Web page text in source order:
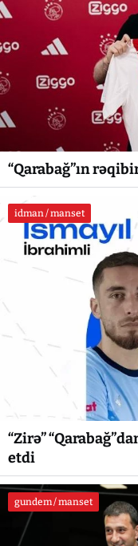
“Qarabağ”ın
idman / manset
“Zirə”
etdi
gundem / manset